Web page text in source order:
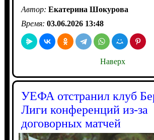
Автор: Екатерина Шокурова
Время: 03.06.2026 13:48
Наверх
УЕФА отстранил клуб
Лиги конференций из-за
договорных матчей